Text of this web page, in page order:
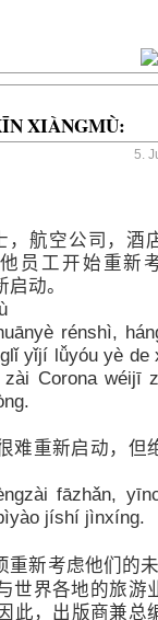
XIÀNGMÙ:
5.
，航空公司，酒
员工开始重新
动。
rénshì,
yǐjí lǚyóu yè de
Corona wéijī
难重新启动，但
fāzhǎn,
jíshí jìnxíng.
重新考虑他们的
世界各地的旅游
此，出版商兼总